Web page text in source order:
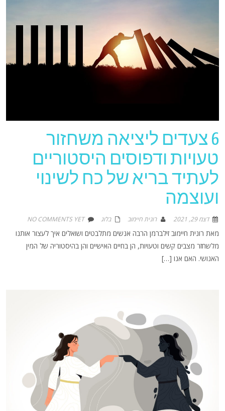
6 צעדים ליציאה משחזור
טעויות ודפוסים היסטוריים
לעתיד בריא של כח לשינוי
ועוצמה
דצמ 29, 2021 רונית חיימוב בלוג NO COMMENTS YET
מאת רונית חיימוב זילברמן הרבה אנשים מתלבטים ושואלים איך לעצור אותנו
מלשחזר מצבים קשים וטעויות, הן בחיים האישיים והן בהיסטוריה של המין
האנושי. האם אנו […]